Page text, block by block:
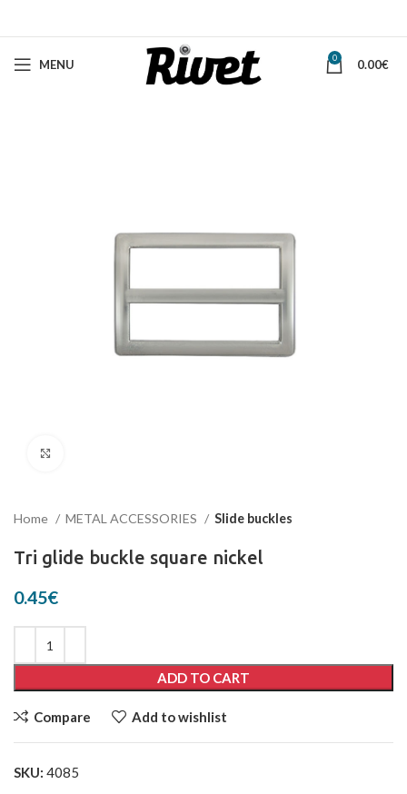
MENU 0 0.00€
Home METAL ACCESSORIES Slide buckles
Tri glide buckle square nickel
0.45€
ADD TO CART
Compare Add to wishlist
SKU: 4085